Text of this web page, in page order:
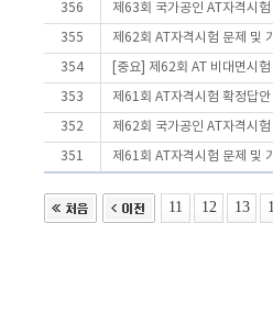
356 제63회 국가공인 AT자격시
355 제62회 AT자격시험 문제 및
354 [중요] 제62회 AT 비대면시
353 제61회 AT자격시험 확정답
352 제62회 국가공인 AT자격시
351 제61회 AT자격시험 문제 및
11 12 13